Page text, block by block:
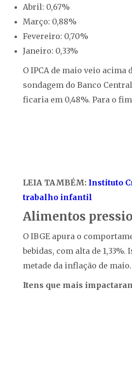
Abril: 0,67%
Março: 0,88%
Fevereiro: 0,70%
Janeiro: 0,33%
O IPCA de maio veio
sondagem do Banco
ficaria em 0,48%. Para o
LEIA TAMBÉM: Instituto
trabalho infantil
Alimentos
O IBGE apura o
bebidas, com alta de
metade da inflação de maio.
Itens que mais